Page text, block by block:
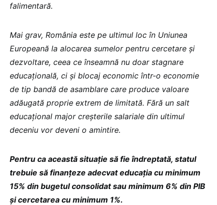
falimentară.
Mai grav, România este pe ultimul loc în Uniunea
Europeană la alocarea sumelor pentru cercetare și
dezvoltare, ceea ce înseamnă nu doar stagnare
educațională, ci și blocaj economic într-o economie
de tip bandă de asamblare care produce valoare
adăugată proprie extrem de limitată. Fără un salt
educațional major creșterile salariale din ultimul
deceniu vor deveni o amintire.
Pentru ca această situație să fie îndreptată, statul
trebuie să finanțeze adecvat educația cu minimum
15% din bugetul consolidat sau minimum 6% din PIB
și cercetarea cu minimum 1%.